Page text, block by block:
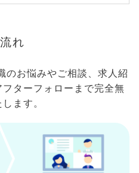
れ
のお悩みやご相談、求人紹
ターフォローまで完全無
ます。